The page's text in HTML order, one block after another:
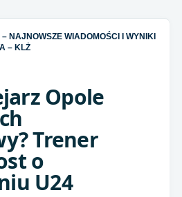
NAJNOWSZE WIADOMOŚCI I WYNIKI
– KLŻ
Opole
Trener
o
U24